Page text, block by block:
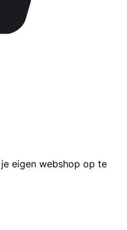
eigen webshop op te